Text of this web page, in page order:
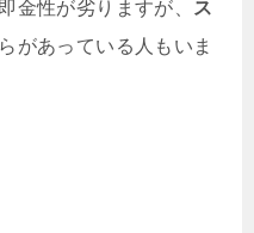
金性が劣りますが、
ス
があっている人もいま